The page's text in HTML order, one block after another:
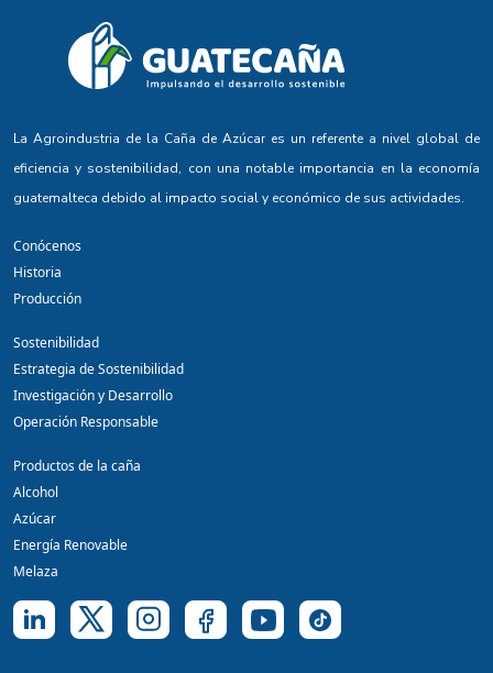
La Agroindustria de la Caña de Azúcar es un referente a nivel global de
eficiencia y sostenibilidad, con una notable importancia en la economía
guatemalteca debido al impacto social y económico de sus actividades.
Conócenos
Historia
Producción
Sostenibilidad
Estrategia de Sostenibilidad
Investigación y Desarrollo
Operación Responsable
Productos de la caña
Alcohol
Azúcar
Energía Renovable
Melaza